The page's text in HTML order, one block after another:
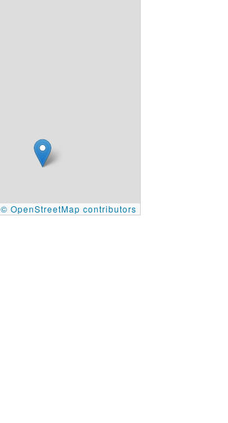
© OpenStreetMap contributors